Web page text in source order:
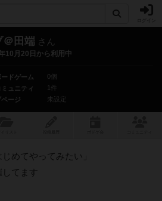
＠田端 さん
10月20日から利用中
ードゲーム
0個
ュニティ
1件
ページ
未設定
めてやってみたい」
てます